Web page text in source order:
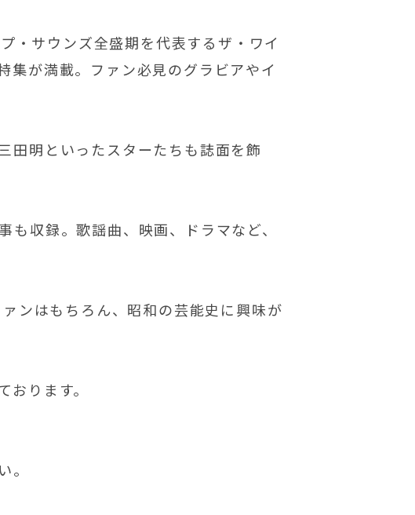
・サウンズ全盛期を代表するザ・ワイ
集が満載。ファン必見のグラビアやイ
田明といったスターたちも誌面を飾
収録。歌謡曲、映画、ドラマなど、
ンはもちろん、昭和の芸能史に興味が
ります。